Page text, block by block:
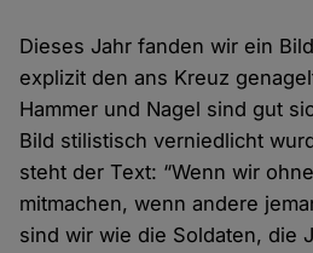
Dieses Jahr fanden wir ein
explizit den ans Kreuz
Hammer und Nagel sind gut
Bild stilistisch verniedlicht
steht der Text: “Wenn wir
mitmachen, wenn andere
sind wir wie die Soldaten, die